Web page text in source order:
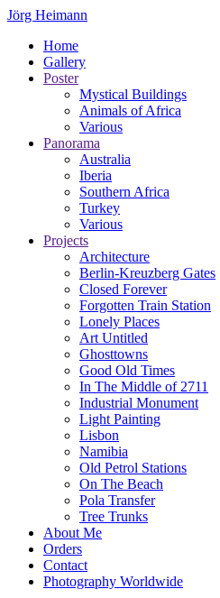
Jörg Heimann
Home
Gallery
Poster
Mystical Buildings
Animals of Africa
Various
Panorama
Australia
Iberia
Southern Africa
Turkey
Various
Projects
Architecture
Berlin-Kreuzberg Gates
Closed Forever
Forgotten Train Station
Lonely Places
Art Untitled
Ghosttowns
Good Old Times
In The Middle of 2711
Industrial Monument
Light Painting
Lisbon
Namibia
Old Petrol Stations
On The Beach
Pola Transfer
Tree Trunks
About Me
Orders
Contact
Photography Worldwide